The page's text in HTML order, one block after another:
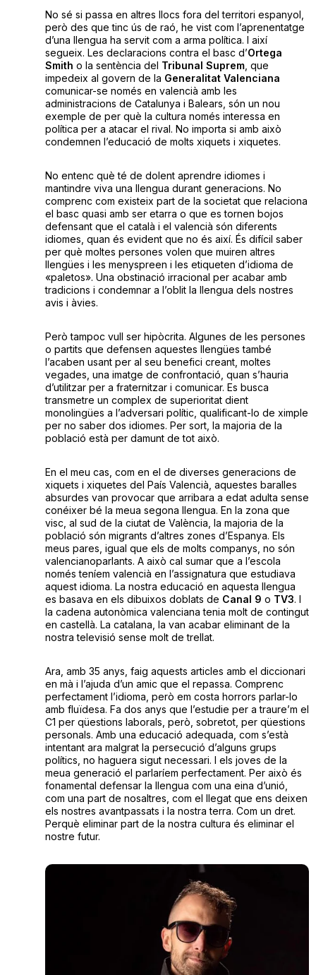
No sé si passa en altres llocs fora del territori espanyol,
però des que tinc ús de raó, he vist com l’aprenentatge
d’una llengua ha servit com a arma política. I així
segueix. Les declaracions contra el basc d’Ortega
Smith o la sentència del Tribunal Suprem, que
impedeix al govern de la Generalitat Valenciana
comunicar-se només en valencià amb les
administracions de Catalunya i Balears, són un nou
exemple de per què la cultura només interessa en
política per a atacar el rival. No importa si amb això
condemnen l’educació de molts xiquets i xiquetes.
No entenc què té de dolent aprendre idiomes i
mantindre viva una llengua durant generacions. No
comprenc com existeix part de la societat que relaciona
el basc quasi amb ser etarra o que es tornen bojos
defensant que el català i el valencià són diferents
idiomes, quan és evident que no és així. És difícil saber
per què moltes persones volen que muiren altres
llengües i les menyspreen i les etiqueten d’idioma de
«paletos». Una obstinació irracional per acabar amb
tradicions i condemnar a l’oblit la llengua dels nostres
avis i àvies.
Però tampoc vull ser hipòcrita. Algunes de les persones
o partits que defensen aquestes llengües també
l’acaben usant per al seu benefici creant, moltes
vegades, una imatge de confrontació, quan s’hauria
d’utilitzar per a fraternitzar i comunicar. Es busca
transmetre un complex de superioritat dient
monolingües a l’adversari polític, qualificant-lo de ximple
per no saber dos idiomes. Per sort, la majoria de la
població està per damunt de tot això.
En el meu cas, com en el de diverses generacions de
xiquets i xiquetes del País Valencià, aquestes baralles
absurdes van provocar que arribara a edat adulta sense
conéixer bé la meua segona llengua. En la zona que
visc, al sud de la ciutat de València, la majoria de la
població són migrants d’altres zones d’Espanya. Els
meus pares, igual que els de molts companys, no són
valencianoparlants. A això cal sumar que a l’escola
només teníem valencià en l’assignatura que estudiava
aquest idioma. La nostra educació en aquesta llengua
es basava en els dibuixos doblats de Canal 9 o TV3. I
la cadena autonòmica valenciana tenia molt de contingut
en castellà. La catalana, la van acabar eliminant de la
nostra televisió sense molt de trellat.
Ara, amb 35 anys, faig aquests articles amb el diccionari
en mà i l’ajuda d’un amic que el repassa. Comprenc
perfectament l’idioma, però em costa horrors parlar-lo
amb fluïdesa. Fa dos anys que l’estudie per a traure’m el
C1 per qüestions laborals, però, sobretot, per qüestions
personals. Amb una educació adequada, com s’està
intentant ara malgrat la persecució d’alguns grups
polítics, no haguera sigut necessari. I els joves de la
meua generació el parlaríem perfectament. Per això és
fonamental defensar la llengua com una eina d’unió,
com una part de nosaltres, com el llegat que ens deixen
els nostres avantpassats i la nostra terra. Com un dret.
Perquè eliminar part de la nostra cultura és eliminar el
nostre futur.